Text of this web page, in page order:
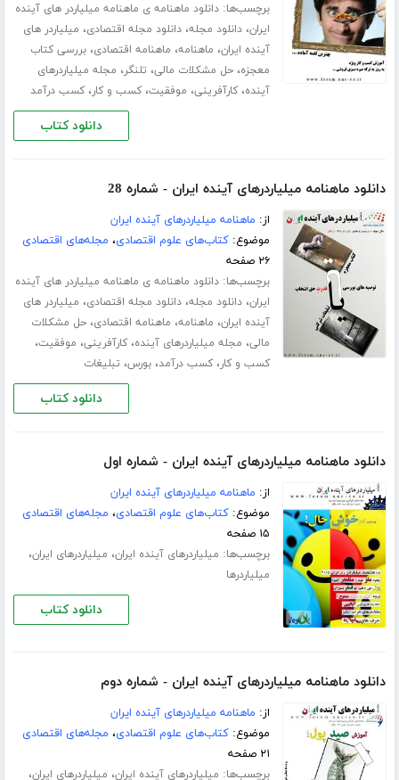
برچسب‌ها:دانلود ماهنامه ی ماهنامه میلیاردر های آینده
ایران،دانلود مجله،دانلود مجله اقتصادی، میلیاردر های
آینده ایران، ماهنامه، ماهنامه اقتصادی،بررسی کتاب
معجزه،حل مشکلات مالی، تلنگر، مجله میلیاردرهای
آینده،کارآفرینی، موفقیت،کسب و کار،کسب درآمد
دانلود کتاب
دانلود ماهنامه میلیاردرهای آینده ایران - شماره 28
از: ماهنامه میلیاردرهای آینده ایران
موضوع:کتاب‌های علوم اقتصادی، مجله‌های اقتصادی
۲۶ صفحه
برچسب‌ها:دانلود ماهنامه ی ماهنامه میلیاردر های آینده
ایران،دانلود مجله،دانلود مجله اقتصادی، میلیاردر های
آینده ایران، ماهنامه، ماهنامه اقتصادی،حل مشکلات
مالی، مجله میلیاردرهای آینده،کارآفرینی، موفقیت،
کسب و کار،کسب درآمد،بورس، تبلیغات
دانلود کتاب
دانلود ماهنامه میلیاردرهای آینده ایران - شماره اول
از: ماهنامه میلیاردرهای آینده ایران
موضوع:کتاب‌های علوم اقتصادی، مجله‌های اقتصادی
۱۵ صفحه
برچسب‌ها: میلیاردرهای آینده ایران، میلیاردرهای ایران،
میلیاردرها
دانلود کتاب
دانلود ماهنامه میلیاردرهای آینده ایران - شماره دوم
از: ماهنامه میلیاردرهای آینده ایران
موضوع:کتاب‌های علوم اقتصادی، مجله‌های اقتصادی
۲۱ صفحه
برچسب‌ها: میلیاردرهای آینده ایران، میلیاردرهای ایران،